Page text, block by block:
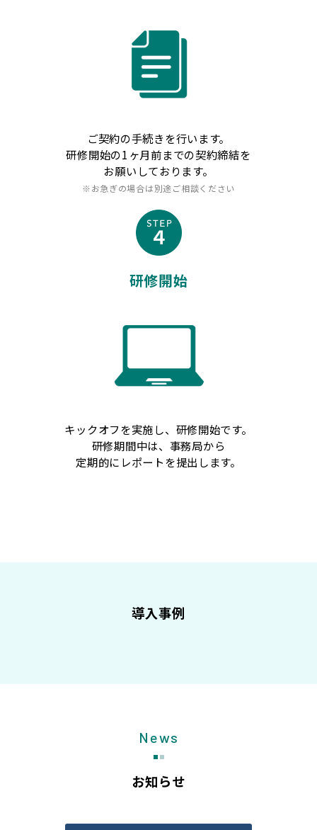
ご契約の手続きを行います。
研修開始の1ヶ月前までの契約締結を
お願いしております。
※お急ぎの場合は別途ご相談ください
研修開始
キックオフを実施し、研修開始です。
研修期間中は、事務局から
定期的にレポートを提出します。
導入事例
News
お知らせ